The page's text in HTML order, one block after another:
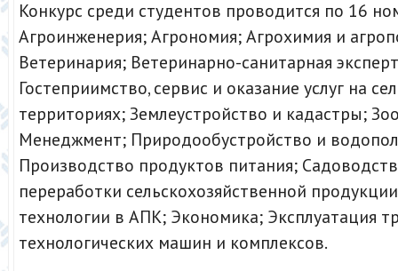
Конкурс среди студентов проводится по 16
Агроинженерия; Агрономия; Агрохимия и
Ветеринария; Ветеринарно-санитарная
Гостеприимство, сервис и оказание услуг на
территориях; Землеустройство и кадастры;
Менеджмент; Природообустройство и
Производство продуктов питания;
переработки сельскохозяйственной
технологии в АПК; Экономика; Эксплуатация
технологических машин и комплексов.